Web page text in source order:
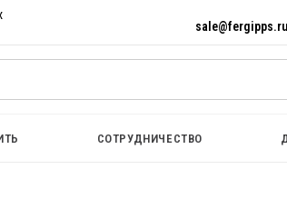
sale@fergipps.ru
СОТРУДНИЧЕСТВО